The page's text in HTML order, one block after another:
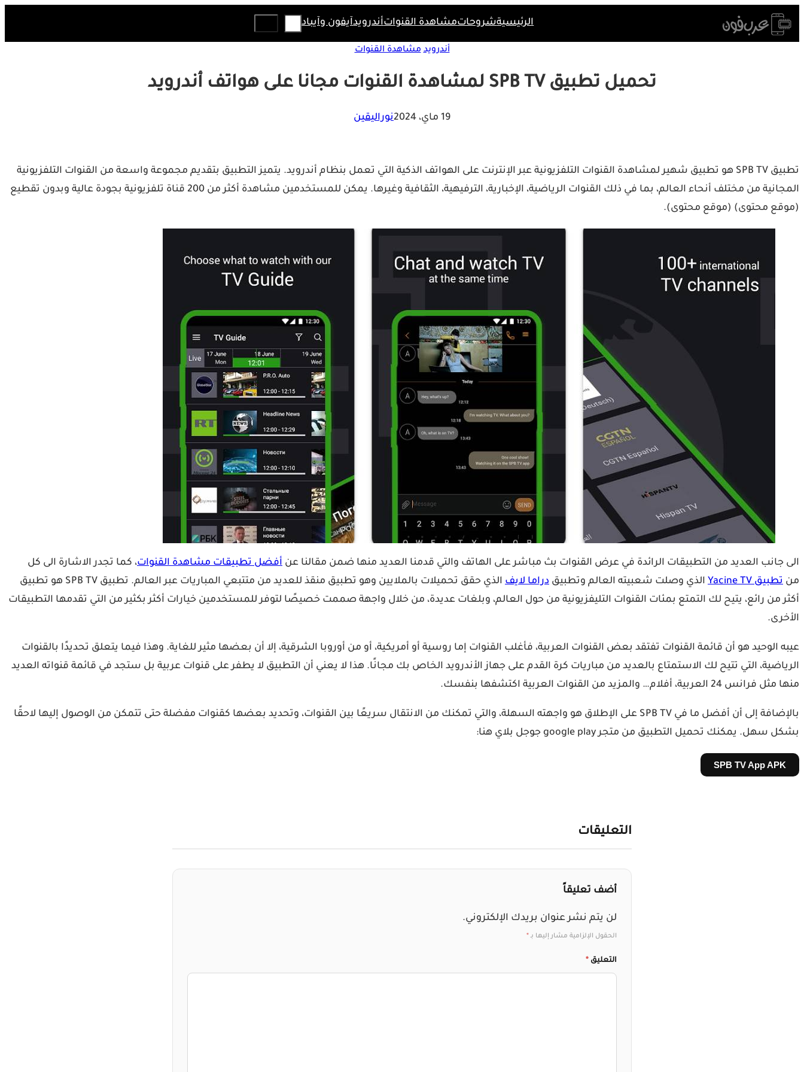
Skip
to
الرئيسيةشروحاتمشاهدة القنواتأندرويدآيفون وآيباد
أندرويد مشاهدة القنوات
تحميل تطبيق SPB TV لمشاهدة القنوات مجانا على هواتف أندرويد
19 ماي، 2024 نوراليقين
تطبيق SPB TV هو تطبيق شهير لمشاهدة القنوات التلفزيونية عبر الإنترنت على الهواتف الذكية التي تعمل بنظام أندرويد. يتميز التطبيق بتقديم مجموعة واسعة من القنوات التلفزيونية
المجانية من مختلف أنحاء العالم، بما في ذلك القنوات الرياضية، الإخبارية، الترفيهية، الثقافية وغيرها. يمكن للمستخدمين مشاهدة أكثر من 200 قناة تلفزيونية بجودة عالية وبدون تقطيع​
(موقع محتوى)​​ (موقع محتوى)​.
الى جانب العديد من التطبيقات الرائدة في عرض القنوات بث مباشر على الهاتف والتي قدمنا العديد منها ضمن مقالنا عن أفضل تطبيقات مشاهدة القنوات، كما تجدر الاشارة الى كل
من تطبيق Yacine TV الذي وصلت شعبيته العالم وتطبيق دراما لايف
الذي حقق تحميلات بالملايين وهو تطبيق منقذ للعديد من متتبعي المباريات عبر العالم. تطبيق SPB TV هو تطبيق
أكثر من رائع، يتيح لك التمتع بمئات القنوات التليفزيونية من حول العالم، وبلغات عديدة، من خلال واجهة صممت خصيصًا لتوفر للمستخدمين خيارات أكثر بكثير من التي تقدمها التطبيقات
الأخرى.
عيبه الوحيد هو أن قائمة القنوات تفتقد بعض القنوات العربية، فأغلب القنوات إما روسية أو أمريكية، أو من أوروبا الشرقية، إلا أن بعضها مثير للغاية. وهذا فيما يتعلق تحديدًا بالقنوات
الرياضية، التي تتيح لك الاستمتاع بالعديد من مباريات كرة القدم على جهاز الأندرويد الخاص بك مجانًا. هذا لا يعني أن التطبيق لا يطفر على قنوات عربية بل ستجد في قائمة قنواته العديد
منها مثل فرانس 24 العربية، أفلام… والمزيد من القنوات العربية اكتشفها بنفسك.
بالإضافة إلى أن أفضل ما في SPB TV على الإطلاق هو واجهته السهلة، والتي تمكنك من الانتقال سريعًا بين القنوات، وتحديد بعضها كقنوات مفضلة حتى تتمكن من الوصول إليها لاحقًا
بشكل سهل. يمكنك تحميل التطبيق من متجر google play جوجل بلاي هنا:
SPB TV App APK
التعليقات
أضف تعليقاً
لن يتم نشر عنوان بريدك الإلكتروني.
الحقول الإلزامية مشار إليها بـ*
التعليق *